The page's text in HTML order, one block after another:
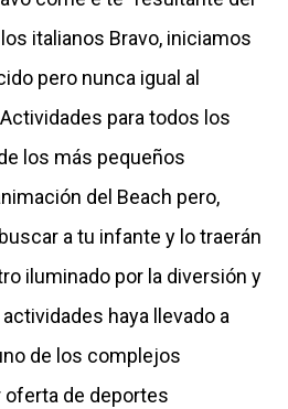
italianos Bravo, iniciamos
pero nunca igual al
para todos los
los más pequeños
del Beach pero,
a tu infante y lo traerán
iluminado por la diversión y
haya llevado a
de los complejos
de deportes